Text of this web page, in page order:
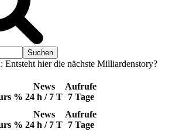
Entsteht hier die nächste Milliardenstory?
%
News
24 h / 7 T
Aufrufe
7 Tage
%
News
24 h / 7 T
Aufrufe
7 Tage